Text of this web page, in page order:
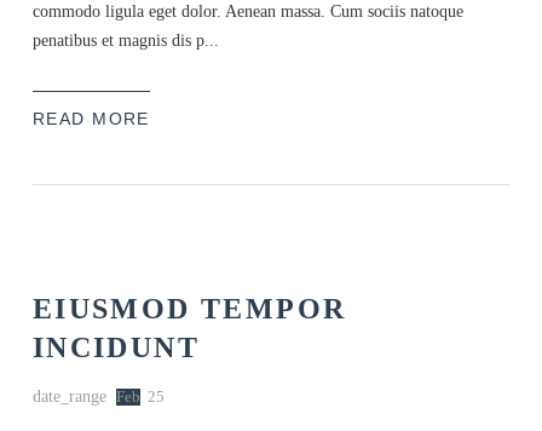
commodo ligula eget dolor. Aenean massa. Cum sociis natoque
penatibus et magnis dis p...
READ MORE
EIUSMOD TEMPOR
INCIDUNT
date_range Feb 25